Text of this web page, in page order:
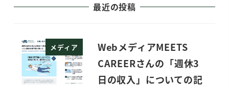
最近の投稿
メディア
WebメディアMEETS
CAREERさんの「週休3
日の収入」についての記